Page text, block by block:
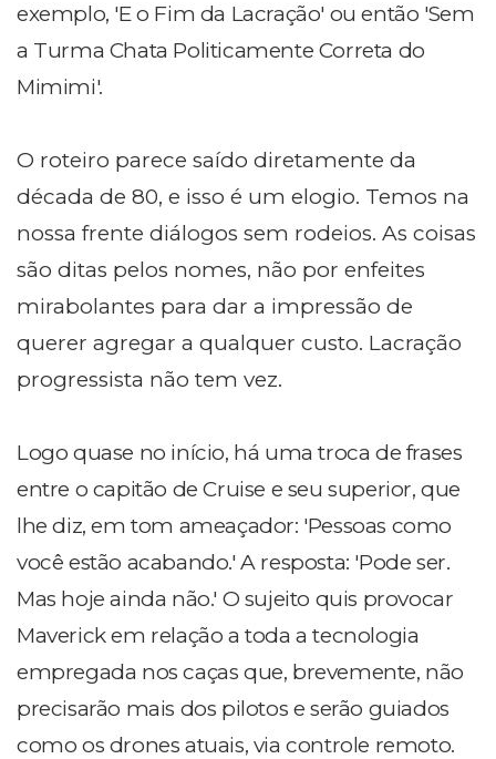
exemplo, 'E o Fim da Lacração' ou então 'Sem
a Turma Chata Politicamente Correta do
Mimimi'.
O roteiro parece saído diretamente da
década de 80, e isso é um elogio. Temos na
nossa frente diálogos sem rodeios. As coisas
são ditas pelos nomes, não por enfeites
mirabolantes para dar a impressão de
querer agregar a qualquer custo. Lacração
progressista não tem vez.
Logo quase no início, há uma troca de frases
entre o capitão de Cruise e seu superior, que
lhe diz, em tom ameaçador: 'Pessoas como
você estão acabando.' A resposta: 'Pode ser.
Mas hoje ainda não.' O sujeito quis provocar
Maverick em relação a toda a tecnologia
empregada nos caças que, brevemente, não
precisarão mais dos pilotos e serão guiados
como os drones atuais, via controle remoto.